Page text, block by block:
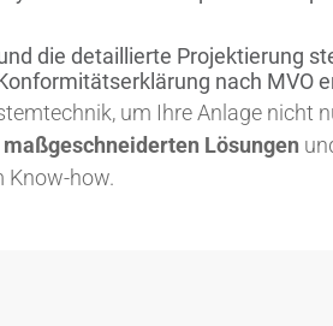
die detaillierte Projektierung
nach MVO
um Ihre Anlage nicht
maßgeschneiderten Lösungen
Know-how.